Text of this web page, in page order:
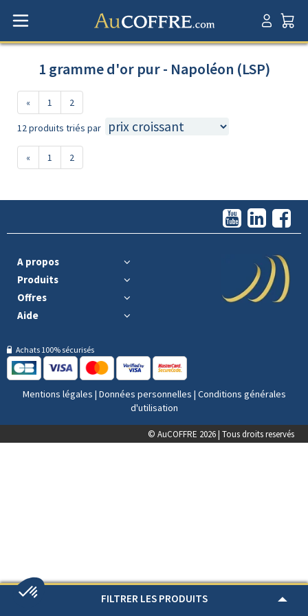
FILTRER LES PRODUITS
1 gramme d'or pur - Napoléon (LSP)
« 1 2
12 produits triés par
« 1 2
A propos
Produits
Offres
Aide
Achats 100% sécurisés
Mentions légales | Données personnelles | Conditions générales
d'utilisation
© AuCOFFRE 2026 | Tous droits reservés